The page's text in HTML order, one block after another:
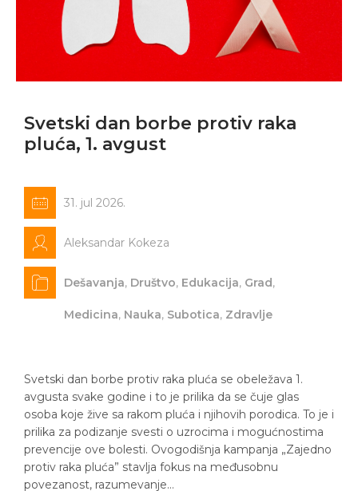
Svetski dan borbe protiv raka
pluća, 1. avgust
31. jul 2026.
Aleksandar Kokeza
Dešavanja, Društvo, Edukacija, Grad ,
Medicina, Nauka, Subotica, Zdravlje
Svetski dan borbe protiv raka pluća se obeležava 1.
avgusta svake godine i to je prilika da se čuje glas
osoba koje žive sa rakom pluća i njihovih porodica. To je i
prilika za podizanje svesti o uzrocima i mogućnostima
prevencije ove bolesti. Ovogodišnja kampanja „Zajedno
protiv raka pluća” stavlja fokus na međusobnu
povezanost, razumevanje…